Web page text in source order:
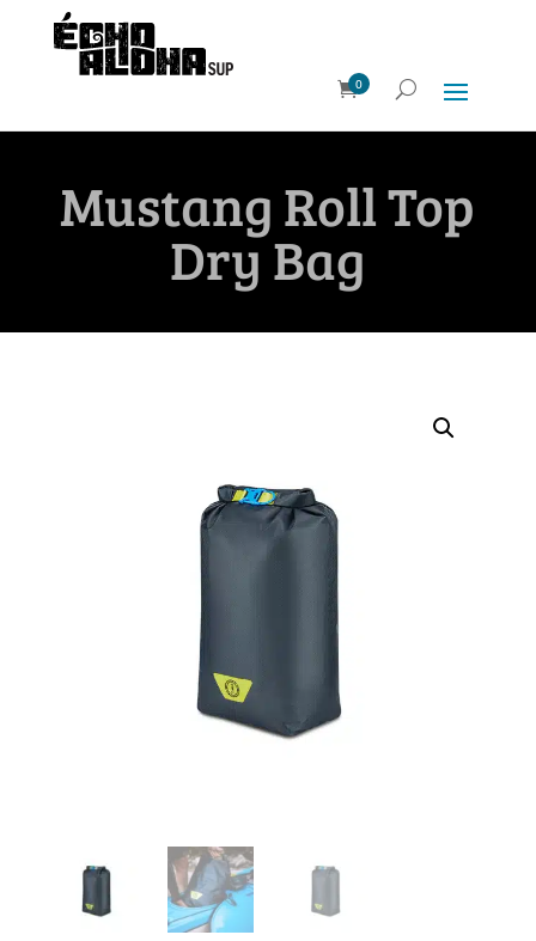
0
Mustang Roll Top
Dry Bag